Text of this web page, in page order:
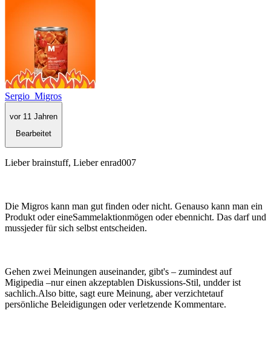
Sergio_Migros
vor 11 Jahren
Bearbeitet
Lieber brainstuff, Lieber enrad007
Die Migros kann man gut finden oder nicht. Genauso kann man ein
Produkt oder eineSammelaktionmögen oder ebennicht. Das darf und
mussjeder für sich selbst entscheiden.
Gehen zwei Meinungen auseinander, gibt's – zumindest auf
Migipedia –nur einen akzeptablen Diskussions-Stil, undder ist
sachlich.Also bitte, sagt eure Meinung, aber verzichtetauf
persönliche Beleidigungen oder verletzende Kommentare.